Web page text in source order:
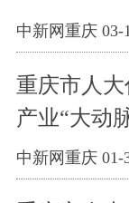
中新网重庆 03-
重庆市人
产业“大动
中新网重庆 01-